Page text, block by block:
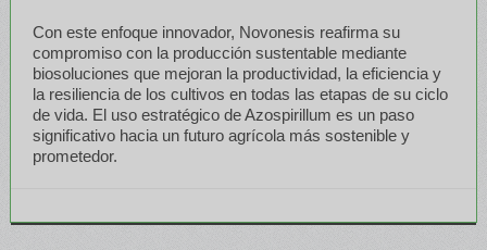
Con este enfoque innovador, Novonesis reafirma su
compromiso con la producción sustentable mediante
biosoluciones que mejoran la productividad, la eficiencia y
la resiliencia de los cultivos en todas las etapas de su ciclo
de vida. El uso estratégico de Azospirillum es un paso
significativo hacia un futuro agrícola más sostenible y
prometedor.